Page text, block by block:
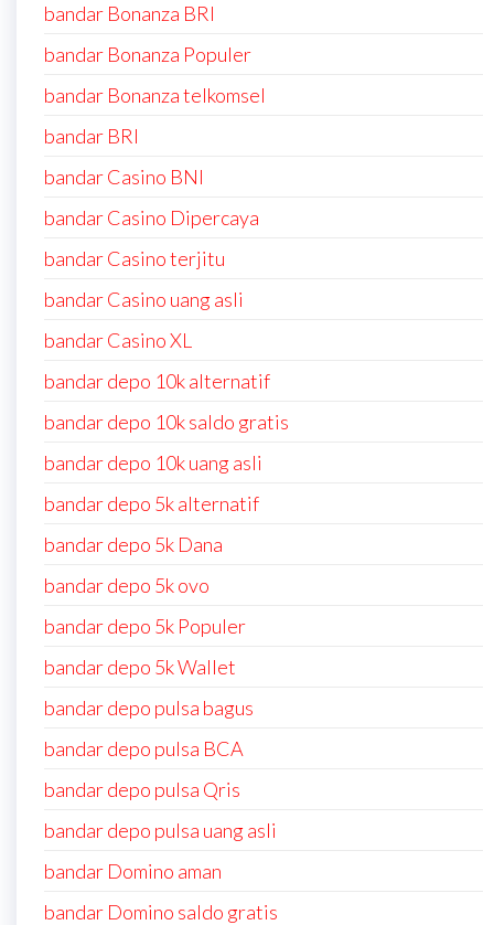
bandar Bonanza BRI
bandar Bonanza Populer
bandar Bonanza telkomsel
bandar BRI
bandar Casino BNI
bandar Casino Dipercaya
bandar Casino terjitu
bandar Casino uang asli
bandar Casino XL
bandar depo 10k alternatif
bandar depo 10k saldo gratis
bandar depo 10k uang asli
bandar depo 5k alternatif
bandar depo 5k Dana
bandar depo 5k ovo
bandar depo 5k Populer
bandar depo 5k Wallet
bandar depo pulsa bagus
bandar depo pulsa BCA
bandar depo pulsa Qris
bandar depo pulsa uang asli
bandar Domino aman
bandar Domino saldo gratis